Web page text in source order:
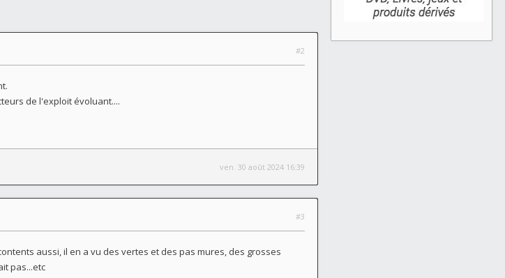
#2
de l'exploit évoluant....
ven. 30 août 2024 16:39
#3
aussi, il en a vu des vertes et des pas mures, des grosses
pas...etc